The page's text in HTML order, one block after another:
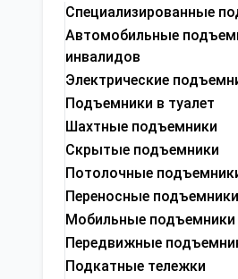
Специализированные
Автомобильные
инвалидов
Электрические
Подъемники в туалет
Шахтные подъемники
Скрытые подъемники
Потолочные
Переносные подъемники
Мобильные подъемники
Передвижные
Подкатные тележки